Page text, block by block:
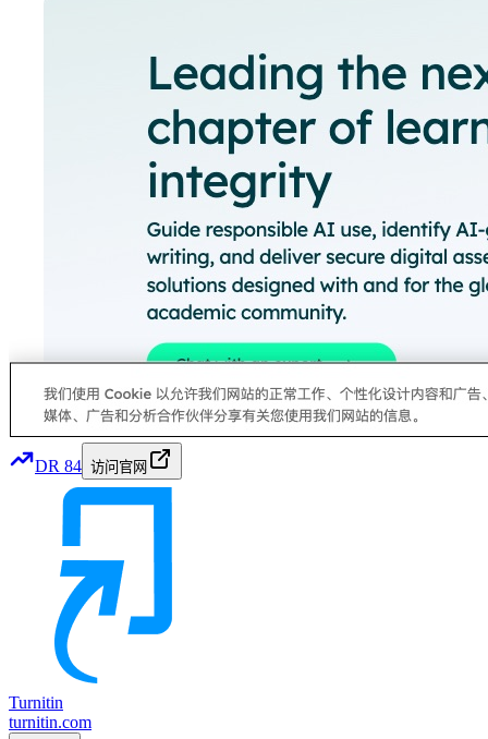
DR 84 访问官网
Turnitin
turnitin.com